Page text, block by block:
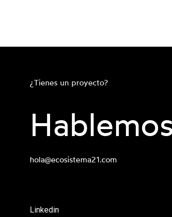
¿Tienes un proyecto?
Hablemos
hola@ecosistema21.com
Linkedin